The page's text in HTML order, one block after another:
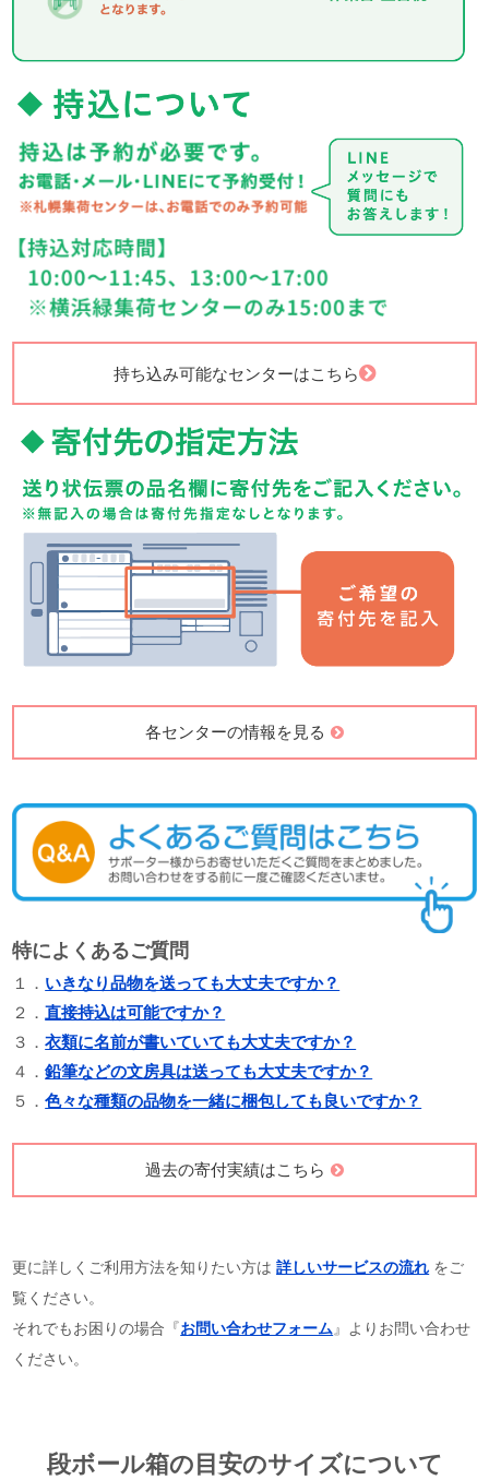
持ち込み可能なセンターはこちら
各センターの情報を見る
特によくあるご質問
１． いきなり品物を送っても大丈夫ですか？
２．直接持込は可能ですか？
３．衣類に名前が書いていても大丈夫ですか？
４．鉛筆などの文房具は送っても大丈夫ですか？
５．色々な種類の品物を一緒に梱包しても良いですか？
過去の寄付実績はこちら
更に詳しくご利用方法を知りたい方は詳しいサービスの流れ をご
覧ください。
それでもお困りの場合『お問い合わせフォーム』よりお問い合わせ
ください。
段ボール箱の目安のサイズについて